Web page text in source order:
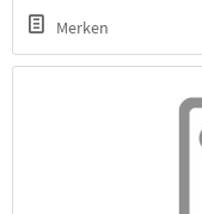
Merken